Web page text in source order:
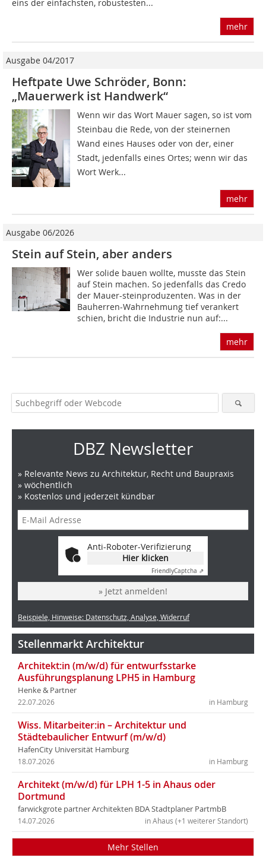
eins der einfachsten, robustesten...
mehr
Ausgabe 04/2017
Heftpate Uwe Schröder, Bonn:
„Mauerwerk ist Handwerk“
Wenn wir das Wort Mauer sagen, so ist vom
Steinbau die Rede, von der steinernen
Wand eines Hauses oder von der, einer
Stadt, jedenfalls eines Ortes; wenn wir das
Wort Werk...
mehr
Ausgabe 06/2026
Stein auf Stein, aber anders
Wer solide bauen wollte, musste das Stein
auf Stein machen. So jedenfalls das Credo
der Mauer-steinproduzenten. Was in der
Bauherren-Wahrnehmung tief verankert
schien, bricht die Industrie nun auf:...
mehr
DBZ Newsletter
» Relevante News zu Architektur, Recht und Baupraxis
» wöchentlich
» Kostenlos und jederzeit kündbar
Anti-Roboter-Verifizierung
Hier klicken
FriendlyCaptcha ⇗
» Jetzt anmelden!
Beispiele, Hinweise: Datenschutz, Analyse, Widerruf
Stellenmarkt Architektur
Architekt:in (m/w/d) für entwurfsstarke
Ausführungsplanung LPH5 in Hamburg
Henke & Partner
in Hamburg
22.07.2026
Wiss. Mitarbeiter:in – Architektur und
Städtebaulicher Entwurf (m/w/d)
HafenCity Universität Hamburg
in Hamburg
18.07.2026
Architekt (m/w/d) für LPH 1-5 in Ahaus oder
Dortmund
farwickgrote partner Architekten BDA Stadtplaner PartmbB
in Ahaus (+1 weiterer Standort)
14.07.2026
Mehr Stellen